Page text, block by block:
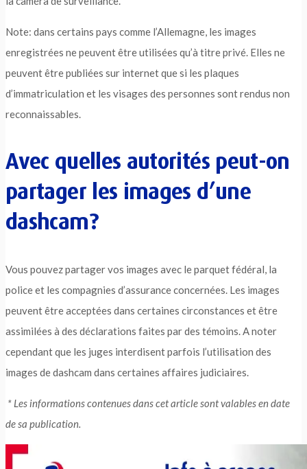
Note: dans certains pays comme l’Allemagne, les images
enregistrées ne peuvent être utilisées qu’à titre privé. Elles ne
peuvent être publiées sur internet que si les plaques
d’immatriculation et les visages des personnes sont rendus non
reconnaissables.
Avec quelles autorités peut-on
partager les images d’une
dashcam?
Vous pouvez partager vos images avec le parquet fédéral, la
police et les compagnies d’assurance concernées. Les images
peuvent être acceptées dans certaines circonstances et être
assimilées à des déclarations faites par des témoins. A noter
cependant que les juges interdisent parfois l’utilisation des
images de dashcam dans certaines affaires judiciaires.
* Les informations contenues dans cet article sont valables en date
de sa publication.